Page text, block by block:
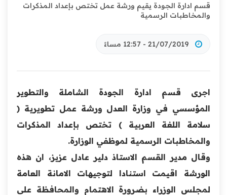
قسم ادارة الجودة يقيم ورشة عمل تختص بإعداد المذكرات
والمخاطبات الرسمية
21/07/2019 - 12:57 مساءً
اجرى قسم ادارة الجودة الشاملة والتطوير
المؤسسي في وزارة العدل ورشة عمل تطويرية (
سلامة اللغة العربية ) تختص بإعداد المذكرات
والمخاطبات الرسمية لموظفي الوزارة.
وقال مدير القسم الاستاذ دلير عادل عزيز، ان هذه
الورشة اقيمت استنادا لتوجيهات الامانة العامة
لمجلس الوزراء بضرورة الاهتمام والمحافظة على